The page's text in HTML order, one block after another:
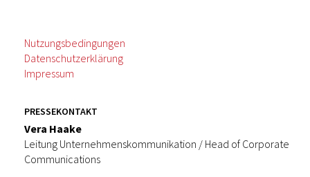
Nutzungsbedingungen
Datenschutzerklärung
Impressum
PRESSEKONTAKT
Vera Haake
Leitung Unternehmenskommunikation / Head of Corporate
Communications